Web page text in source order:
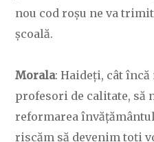
nou cod roșu ne va
școală.
Morala: Haideți, cât
profesori de calitate, să
reformarea
riscăm să devenim toți